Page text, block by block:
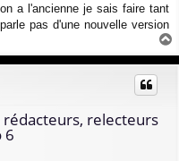
a l'ancienne je sais faire tant
pas d'une nouvelle version
a
u
rédacteurs, relecteurs
6